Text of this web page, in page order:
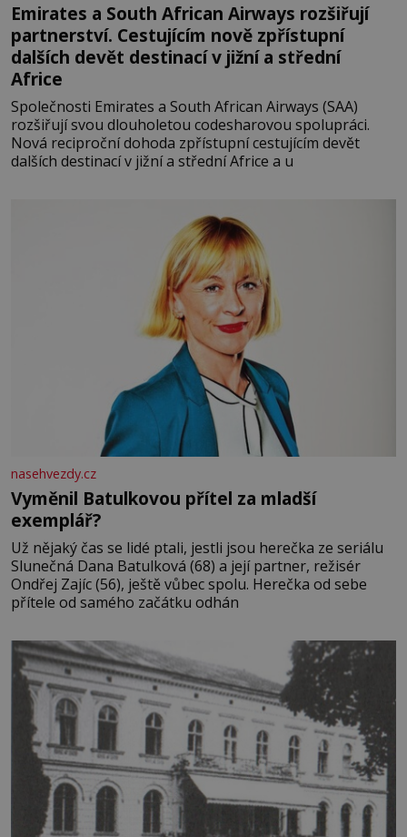
Emirates a South African Airways rozšiřují
partnerství. Cestujícím nově zpřístupní
dalších devět destinací v jižní a střední
Africe
Společnosti Emirates a South African Airways (SAA)
rozšiřují svou dlouholetou codesharovou spolupráci.
Nová reciproční dohoda zpřístupní cestujícím devět
dalších destinací v jižní a střední Africe a u
nasehvezdy.cz
Vyměnil Batulkovou přítel za mladší
exemplář?
Už nějaký čas se lidé ptali, jestli jsou herečka ze seriálu
Slunečná Dana Batulková (68) a její partner, režisér
Ondřej Zajíc (56), ještě vůbec spolu. Herečka od sebe
přítele od samého začátku odhán